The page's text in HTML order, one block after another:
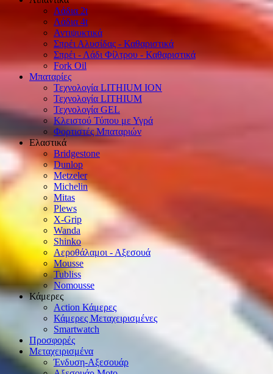
Λάδια 2t
Λάδια 4t
Αντιψυκτικά
Σπρέι Αλυσίδας - Καθαριστικά
Σπρέι - Λάδι Φίλτρου - Καθαριστικά
Fork Oil
Μπαταρίες
Τεχνολογία LITHIUM ION
Τεχνολογία LITHIUM
Τεχνολογία GEL
Κλειστού Τύπου με Υγρά
Φορτιστές Μπαταριών
Ελαστικά
Bridgestone
Dunlop
Metzeler
Michelin
Mitas
Plews
X-Grip
Wanda
Shinko
Αεροθάλαμοι - Αξεσουά
Mousse
Tubliss
Nomousse
Κάμερες
Action Κάμερες
Κάμερες Μεταχειρισμένες
Smartwatch
Προσφορές
Μεταχειρισμένα
Ένδυση-Αξεσουάρ